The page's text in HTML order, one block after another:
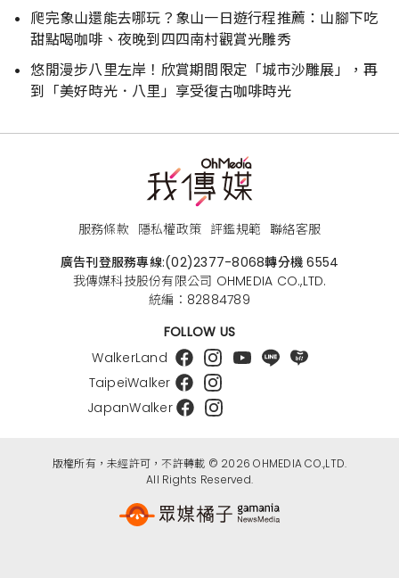
爬完象山還能去哪玩？象山一日遊行程推薦：山腳下吃
甜點喝咖啡、夜晚到四四南村觀賞光雕秀
悠閒漫步八里左岸！欣賞期間限定「城市沙雕展」，再
到「美好時光．八里」享受復古咖啡時光
服務條款 隱私權政策 評鑑規範 聯絡客服
廣告刊登服務專線:(02)2377-8068轉分機 6554
我傳媒科技股份有限公司 OHMEDIA CO.,LTD.
統編：82884789
FOLLOW US
WalkerLand
TaipeiWalker
JapanWalker
版權所有，未經許可，不許轉載 © 2026 OHMEDIA CO.,LTD.
All Rights Reserved.